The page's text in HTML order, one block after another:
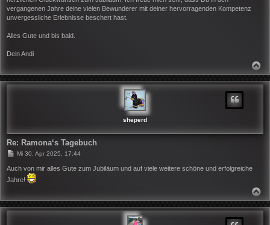
a
g
vergangenen Jahre deine vielen Bewunderer mit deiner hervorragenden Kompetenz
unvergessliche Erlebnisse beschert hast.
Alles Gute und bis bald.
Dein Andi
sheperd
Re: Ramona‘s Tagebuch
B
i
r
Mi 30. Apr 2025, 17:44
Auch von mir alles Gute zum Jubiläum und auf viele weitere schöne und erfolgreiche
Jahre!